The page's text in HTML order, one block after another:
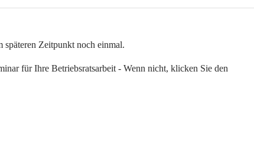
späteren Zeitpunkt noch einmal.
für Ihre Betriebsratsarbeit - Wenn nicht, klicken Sie den